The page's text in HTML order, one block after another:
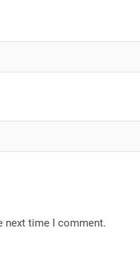
next time I comment.